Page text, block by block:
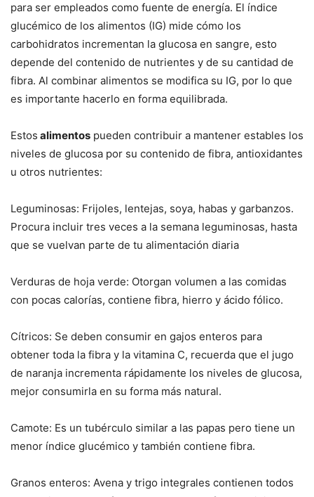
para ser empleados como fuente de energía. El índice
glucémico de los alimentos (IG) mide cómo los
carbohidratos incrementan la glucosa en sangre, esto
depende del contenido de nutrientes y de su cantidad de
fibra. Al combinar alimentos se modifica su IG, por lo que
es importante hacerlo en forma equilibrada.
Estos alimentos pueden contribuir a mantener estables los
niveles de glucosa por su contenido de fibra, antioxidantes
u otros nutrientes:
Leguminosas: Frijoles, lentejas, soya, habas y garbanzos.
Procura incluir tres veces a la semana leguminosas, hasta
que se vuelvan parte de tu alimentación diaria
Verduras de hoja verde: Otorgan volumen a las comidas
con pocas calorías, contiene fibra, hierro y ácido fólico.
Cítricos: Se deben consumir en gajos enteros para
obtener toda la fibra y la vitamina C, recuerda que el jugo
de naranja incrementa rápidamente los niveles de glucosa,
mejor consumirla en su forma más natural.
Camote: Es un tubérculo similar a las papas pero tiene un
menor índice glucémico y también contiene fibra.
Granos enteros: Avena y trigo integrales contienen todos